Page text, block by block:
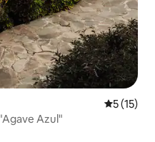
5 de uma
5 (15)
Azul"